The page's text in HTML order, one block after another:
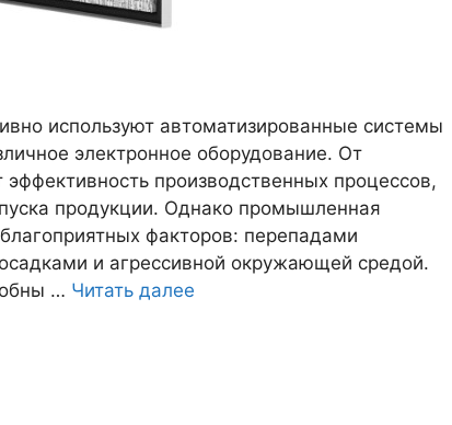
используют автоматизированные системы
электронное оборудование. От
производственных процессов,
продукции. Однако промышленная
факторов: перепадами
и агрессивной окружающей средой.
… Читать далее